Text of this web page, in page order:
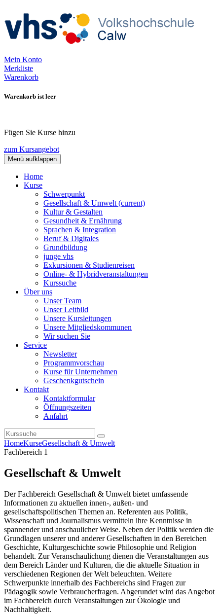
Mein Konto
Merkliste
Warenkorb
Warenkorb ist leer
Fügen Sie Kurse hinzu
zum Kursangebot
Menü aufklappen
Home
Kurse
Schwerpunkt
Gesellschaft & Umwelt (current)
Kultur & Gestalten
Gesundheit & Ernährung
Sprachen & Integration
Beruf & Digitales
Grundbildung
junge vhs
Exkursionen & Studienreisen
Online- & Hybridveranstaltungen
Kurssuche
Über uns
Unser Team
Unser Leitbild
Unsere Kursleitungen
Unsere Mitgliedskommunen
Wir suchen Sie
Service
Newsletter
Programmvorschau
Kurse für Unternehmen
Geschenkgutschein
Kontakt
Kontaktformular
Öffnungszeiten
Anfahrt
HomeKurseGesellschaft & Umwelt
Fachbereich 1
Gesellschaft & Umwelt
Der Fachbereich Gesellschaft & Umwelt bietet umfassende
Informationen zu aktuellen innen-, außen- und
gesellschaftspolitischen Themen an. Referenten aus Politik,
Wissenschaft und Journalismus vermitteln ihre Kenntnisse in
spannender und anschaulicher Weise. Neben der Politik werden die
Grundlagen unserer und anderer Gesellschaften in den Bereichen
Geschichte, Kulturgeschichte sowie Philosophie und Religion
behandelt. Zur Veranschaulichung dienen die Veranstaltungen aus
dem Bereich Länder und Kulturen, die die aktuelle Situation in
verschiedenen Regionen der Welt beleuchten. Weitere
Schwerpunkte innerhalb des Fachbereichs sind Fragen zur
Pädagogik sowie Verbraucherfragen. Abgerundet wird das Angebot
im Fachbereich durch Veranstaltungen zur Ökologie und
Nachhaltigkeit.